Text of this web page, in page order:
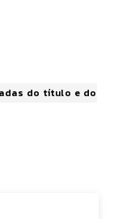
do título e do